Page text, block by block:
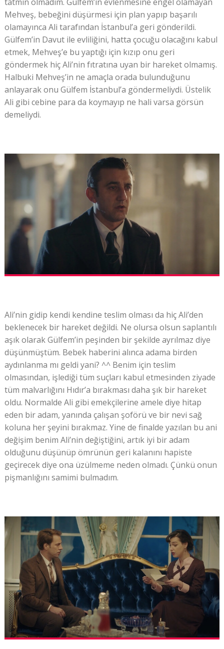
Mehveş, bebeğini düşürmesi için plan yapıp başarılı
olamayınca Ali tarafından İstanbul’a geri gönderildi.
Gülfem’in Davut ile evliliğini, hatta çocuğu olacağını kabul
etmek, Mehveş’e bu yaptığı için kızıp onu geri
göndermek hiç Ali’nin fıtratına uyan bir hareket olmamış.
Halbuki Mehveş’in ne amaçla orada bulunduğunu
anlayarak onu Gülfem İstanbul’a göndermeliydi. Üstelik
Ali gibi cebine para da koymayıp ne hali varsa görsün
demeliydi.
Ali’nin gidip kendi kendine teslim olması da hiç Ali’den
beklenecek bir hareket değildi. Ne olursa olsun saplantılı
aşık olarak Gülfem’in peşinden bir şekilde ayrılmaz diye
düşünmüştüm. Bebek haberini alınca adama birden
aydınlanma mı geldi yani? ^^ Benim için teslim
olmasından, işlediği tüm suçları kabul etmesinden ziyade
tüm malvarlığını Hıdır’a bırakması daha şık bir hareket
oldu. Normalde Ali gibi emekçilerine amele diye hitap
eden bir adam, yanında çalışan şoförü ve bir nevi sağ
koluna her şeyini bırakmaz. Yine de finalde yazılan bu ani
değişim benim Ali’nin değiştiğini, artık iyi bir adam
olduğunu düşünüp ömrünün geri kalanını hapiste
geçirecek diye ona üzülmeme neden olmadı. Çünkü onun
pişmanlığını samimi bulmadım.